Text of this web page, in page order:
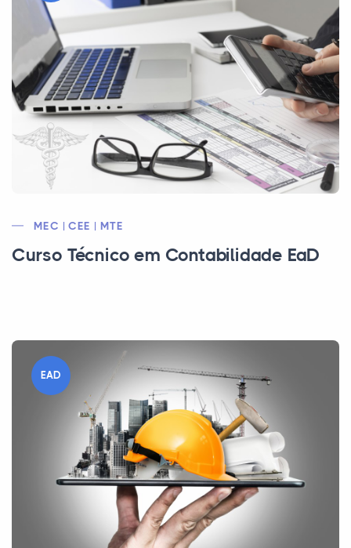
MEC | CEE | MTE
Curso Técnico em Contabilidade EaD
EAD